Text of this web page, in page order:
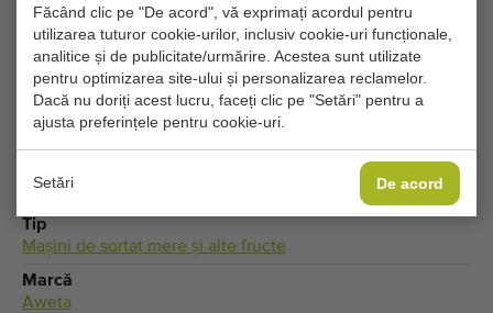
Făcând clic pe "De acord", vă exprimați acordul pentru
utilizarea tuturor cookie-urilor, inclusiv cookie-uri funcționale,
analitice și de publicitate/urmărire. Acestea sunt utilizate
pentru optimizarea site-ului și personalizarea reclamelor.
Dacă nu doriți acest lucru, faceți clic pe "Setări" pentru a
ajusta preferințele pentru cookie-uri.
Setări De acord
parte. Ajustați setările de cookie pentru a accesa
această parte.
MODIFICĂ SETĂRILE COOKIE-URILOR
Tip
Maşini de sortat mere şi alte fructe
Marcă
Aweta